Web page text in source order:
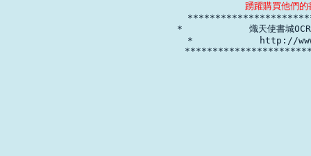
踴躍購買他們
*            熾天使書城
*            http://